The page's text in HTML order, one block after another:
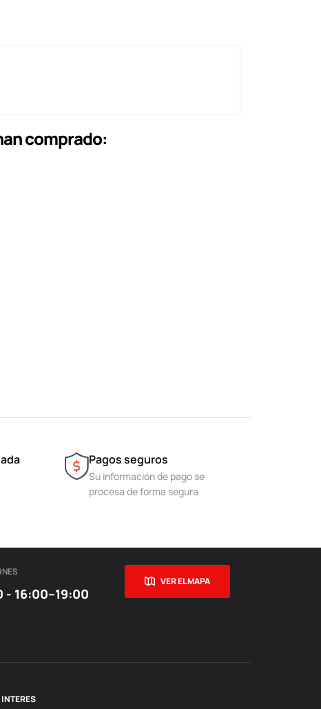
comprado:
Pagos seguros
Su información de pago se
procesa de forma segura
- 16:00–19:00
VER EL MAPA
INTERES